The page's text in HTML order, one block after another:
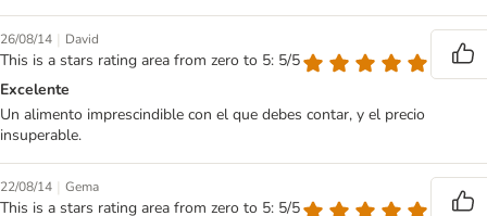
26/08/14 | David
This is a stars rating area from zero to 5: 5/5
Excelente
Un alimento imprescindible con el que debes contar, y el precio
insuperable.
22/08/14 | Gema
This is a stars rating area from zero to 5: 5/5